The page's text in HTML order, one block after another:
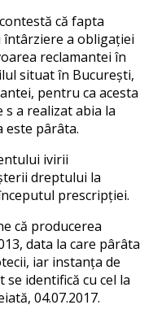
că fapta
întârziere a obligaţiei
reclamantei în
situat în Bucureşti,
pentru ca acesta
a realizat abia la
este pârâta.
ivirii
dreptului la
prescripţiei.
că producerea
data la care pârâta
iar instanţa de
se identifică cu cel la
04.07.2017.